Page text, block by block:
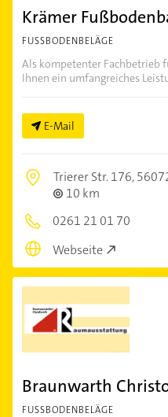
Krämer
FUSSBODENBELÄGE
Als kompetenter Fachbetrieb
Ihnen ein umfangreiches
E-Mail
Trierer Str. 176,
10 km
0261 21 01 70
Webseite
Braunwarth
FUSSBODENBELÄGE